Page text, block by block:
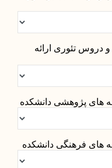
دروس تئوری ارائه